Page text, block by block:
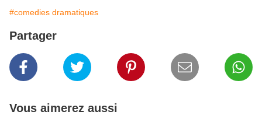
#comedies dramatiques
Partager
Vous aimerez aussi